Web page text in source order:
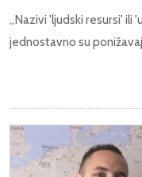
„Nazivi 'ljudski resursi' ili
jednostavno su